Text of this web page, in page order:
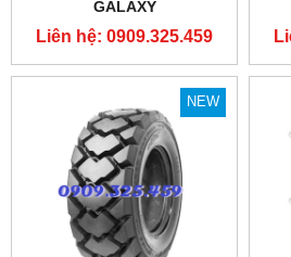
GALAXY
Liên hệ: 0909.325.459
NEW